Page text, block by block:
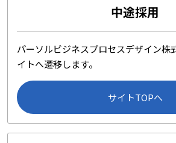
中途採用
パーソルビジネスプロセスデザイン株
イトへ遷移します。
サイトTOPへ